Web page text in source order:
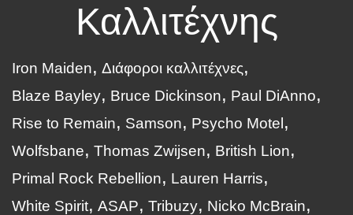
Καλλιτέχνης
Iron Maiden
Διάφοροι καλλιτέχνες
Blaze Bayley
Bruce Dickinson
Paul DiAnno
Rise to Remain
Samson
Psycho Motel
Wolfsbane
Thomas Zwijsen
British Lion
Primal Rock Rebellion
Lauren Harris
White Spirit ASAP Tribuzy
Nicko McBrain